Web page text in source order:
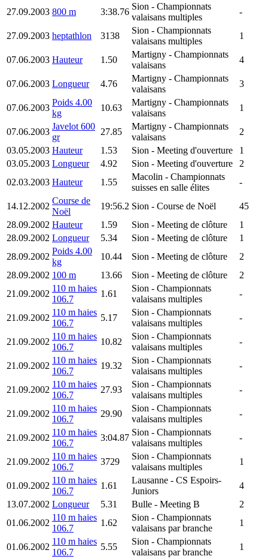
27.09.2003 800 m 3:38.76
Sion - Championnats
valaisans multiples
-
27.09.2003 heptathlon 3138
Sion - Championnats
valaisans multiples
1
07.06.2003 Hauteur 1.50
Martigny - Championnats
valaisans
4
07.06.2003 Longueur 4.76
Martigny - Championnats
valaisans
3
07.06.2003
Poids 4.00
kg
10.63
Martigny - Championnats
valaisans
1
07.06.2003
Javelot 600
gr
27.85
Martigny - Championnats
valaisans
2
03.05.2003 Hauteur 1.53 Sion - Meeting d'ouverture
1
03.05.2003 Longueur 4.92 Sion - Meeting d'ouverture
2
02.03.2003 Hauteur 1.55
Macolin - Championnats
suisses en salle élites
-
14.12.2002
Course de
Noël
19:56.2 Sion - Course de Noël
45
28.09.2002 Hauteur 1.59 Sion - Meeting de clôture
1
28.09.2002 Longueur 5.34 Sion - Meeting de clôture
1
28.09.2002
Poids 4.00
kg
10.44 Sion - Meeting de clôture
2
28.09.2002 100 m 13.66 Sion - Meeting de clôture
2
21.09.2002
110 m haies
106.7
1.61
Sion - Championnats
valaisans multiples
-
21.09.2002
110 m haies
106.7
5.17
Sion - Championnats
valaisans multiples
-
21.09.2002
110 m haies
106.7
10.82
Sion - Championnats
valaisans multiples
-
21.09.2002
110 m haies
106.7
19.32
Sion - Championnats
valaisans multiples
-
21.09.2002
110 m haies
106.7
27.93
Sion - Championnats
valaisans multiples
-
21.09.2002
110 m haies
106.7
29.90
Sion - Championnats
valaisans multiples
-
21.09.2002
110 m haies
106.7
3:04.87
Sion - Championnats
valaisans multiples
-
21.09.2002
110 m haies
106.7
3729
Sion - Championnats
valaisans multiples
1
01.09.2002
110 m haies
106.7
1.61
Lausanne - CS Espoirs-
Juniors
4
13.07.2002 Longueur 5.31 Bulle - Meeting B
2
01.06.2002
110 m haies
106.7
1.62
Sion - Championnats
valaisans par branche
1
01.06.2002
110 m haies
106.7
5.55
Sion - Championnats
valaisans par branche
1